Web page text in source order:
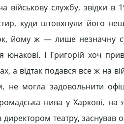
службу, звідки в
куди штовхнули його
йому ж — лише незначну
І Григорій хоч
а відтак подався все ж на
не могла задовольнити
нива у Харкові, на
театру, заснував